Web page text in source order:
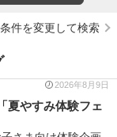
条件を変更して検索
2026年8月9日
夏やすみ体験フェ